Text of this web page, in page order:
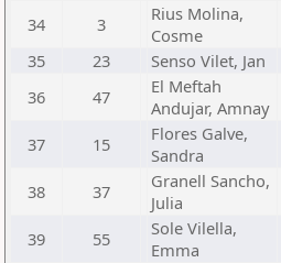
34 3
Rius Molina,
Cosme
35
23 Senso Vilet, Jan
36
47
El Meftah
Andujar, Amnay
37 15
Flores Galve,
Sandra
38 37
Granell Sancho,
Julia
39 55
Sole Vilella,
Emma